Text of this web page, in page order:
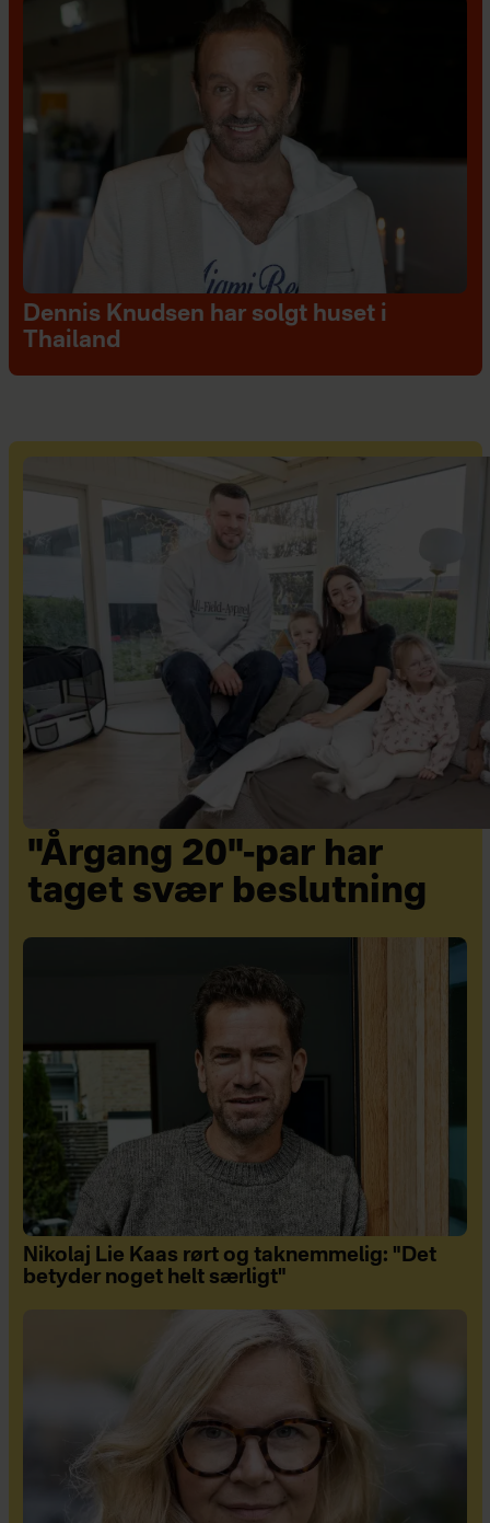
Dennis Knudsen har solgt huset i
Thailand
"Årgang 20"-par har
taget svær beslutning
Nikolaj Lie Kaas rørt og taknemmelig: "Det
betyder noget helt særligt"